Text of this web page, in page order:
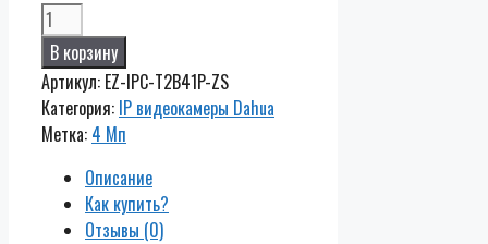
Количество
EZ-
IPC-
T2B41P-
ZS
В корзину
Артикул: EZ-IPC-T2B41P-ZS
Категория: IP видеокамеры Dahua
Метка: 4 Мп
Описание
Как купить?
Отзывы (0)